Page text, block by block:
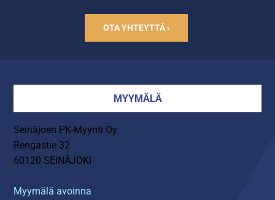
OTA YHTEYTTÄ ›
MYYMÄLÄ
Seinäjoen PK-Myynti Oy
Rengastie 32
60120 SEINÄJOKI
Myymälä avoinna